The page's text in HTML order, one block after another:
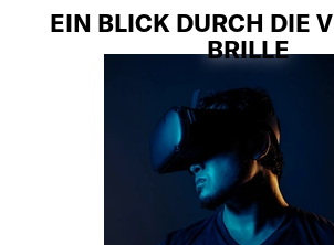
EIN BLICK DURCH DIE
BRILLE